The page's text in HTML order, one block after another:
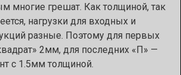
многие грешат. Как толщиной, так
нагрузки для входных и
разные. Поэтому для первых
2мм, для последних «П» —
с 1.5мм толщиной.